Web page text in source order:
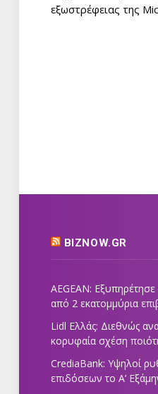
εξωστρέφειας της
BIZNOW.GR
AEGEAN:
από 2 εκατομμύρια
Lidl Ελλάς: Διεθνώς
κορυφαία σχέση
CrediaBank: Υψηλοί
επιδόσεων το Α’